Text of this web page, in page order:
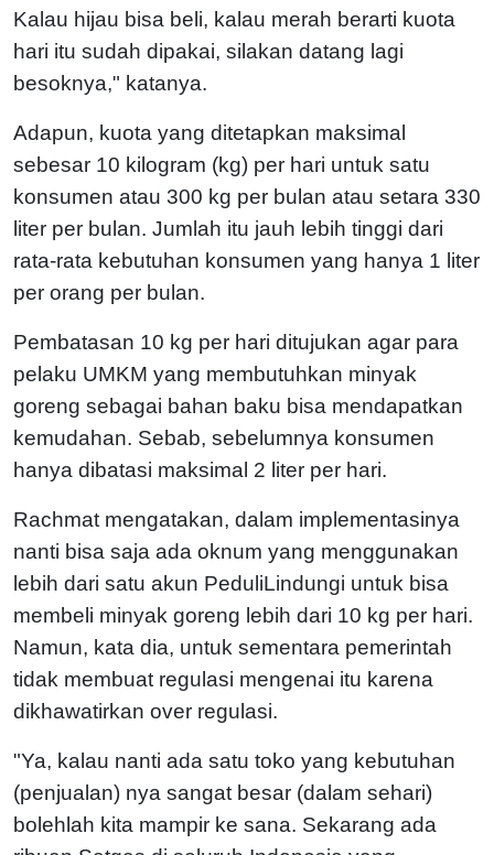
Kalau hijau bisa beli, kalau merah berarti kuota
hari itu sudah dipakai, silakan datang lagi
besoknya," katanya.
Adapun, kuota yang ditetapkan maksimal
sebesar 10 kilogram (kg) per hari untuk satu
konsumen atau 300 kg per bulan atau setara 330
liter per bulan. Jumlah itu jauh lebih tinggi dari
rata-rata kebutuhan konsumen yang hanya 1 liter
per orang per bulan.
Pembatasan 10 kg per hari ditujukan agar para
pelaku UMKM yang membutuhkan minyak
goreng sebagai bahan baku bisa mendapatkan
kemudahan. Sebab, sebelumnya konsumen
hanya dibatasi maksimal 2 liter per hari.
Rachmat mengatakan, dalam implementasinya
nanti bisa saja ada oknum yang menggunakan
lebih dari satu akun PeduliLindungi untuk bisa
membeli minyak goreng lebih dari 10 kg per hari.
Namun, kata dia, untuk sementara pemerintah
tidak membuat regulasi mengenai itu karena
dikhawatirkan over regulasi.
"Ya, kalau nanti ada satu toko yang kebutuhan
(penjualan) nya sangat besar (dalam sehari)
bolehlah kita mampir ke sana. Sekarang ada